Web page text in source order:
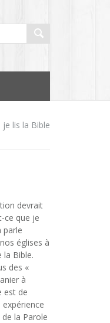
je lis la Bible
devrait
ce que je
parle
églises à
la Bible.
des «
à
est de
la Parole